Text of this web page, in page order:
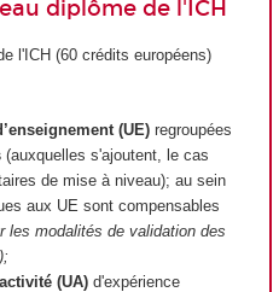
diplôme de l'ICH
l'ICH (60 crédits européens)
(UE) regroupées
(auxquelles s'ajoutent, le cas
de mise à niveau); au sein
aux UE sont compensables
les modalités de validation des
(UA)d'expérience